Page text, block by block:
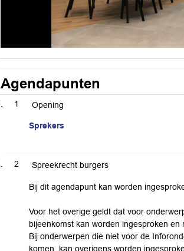
Agendapunten
1 Opening
Sprekers
2 Spreekrecht burgers
Bij dit agendapunt kan worden
Voor het overige geldt dat voor
bijeenkomst kan worden ingesproken en
Bij onderwerpen die niet voor de
komen, kan overigens worden